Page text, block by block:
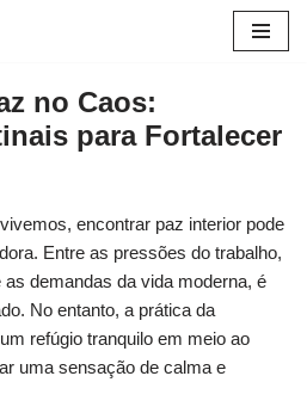
no Caos:
para Fortalecer
encontrar paz interior pode
Entre as pressões do trabalho,
demandas da vida moderna, é
No entanto, a prática da
refúgio tranquilo em meio ao
uma sensação de calma e